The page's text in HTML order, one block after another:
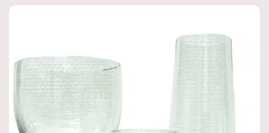
Produktnyheter
Hyllningskollektion